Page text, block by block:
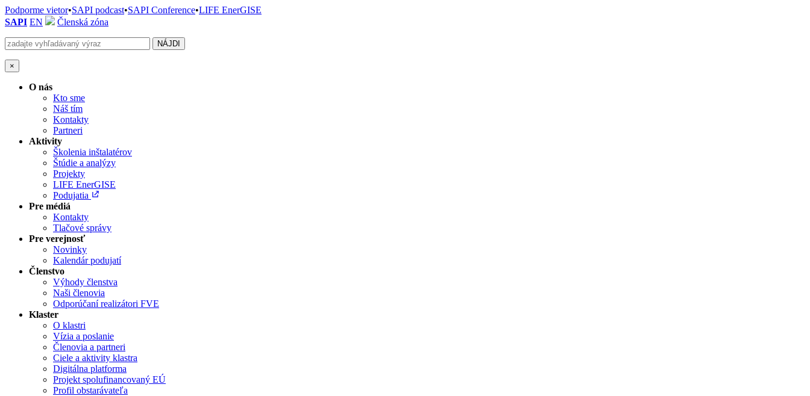
Podporme vietor•SAPI podcast•SAPI Conference•LIFE EnerGISE
SAPI EN Členská zóna
×
O nás
Kto sme
Náš tím
Kontakty
Partneri
Aktivity
Školenia inštalatérov
Štúdie a analýzy
Projekty
LIFE EnerGISE
Podujatia
Pre médiá
Kontakty
Tlačové správy
Pre verejnosť
Novinky
Kalendár podujatí
Členstvo
Výhody členstva
Naši členovia
Odporúčaní realizátori FVE
Klaster
O klastri
Vízia a poslanie
Členovia a partneri
Ciele a aktivity klastra
Digitálna platforma
Projekt spolufinancovaný EÚ
Profil obstarávateľa